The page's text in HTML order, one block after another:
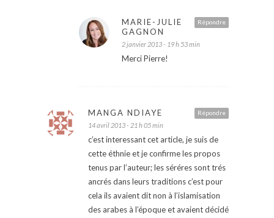
Répondre
MARIE-JULIE
GAGNON
2 janvier 2013 - 19 h 53 min
Merci Pierre!
Répondre
MANGA NDIAYE
14 avril 2013 - 21 h 05 min
c’est interessant cet article, je suis de
cette éthnie et je confirme les propos
tenus par l’auteur; les séréres sont trés
ancrés dans leurs traditions c’est pour
cela ils avaient dit non à l’islamisation
des arabes à l’époque et avaient décidé